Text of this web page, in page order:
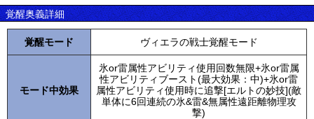
覚醒奥義詳細
覚醒モード ヴィエラの戦士覚醒モード
モード中効果
氷or雷属性アビリティ使用回数無限+氷or雷属
性アビリティブースト(最大効果：中)+氷or雷
属性アビリティ使用時に追撃[エルトの妙技](敵
単体に6回連続の氷&雷&無属性遠距離物理攻
撃)